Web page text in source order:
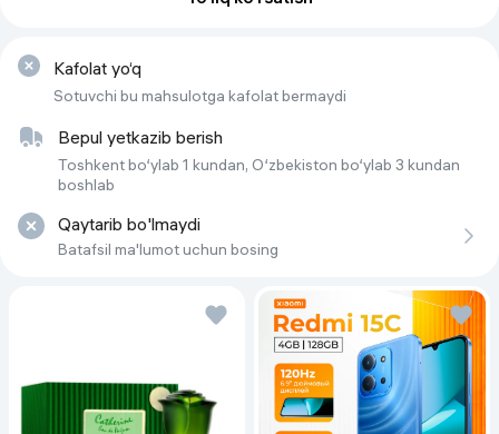
Верхние ароматы
Имбирь
Корица
Нижние ноты
Объем
100 мл
Kafolat yo‘q
Sotuvchi bu mahsulotga kafolat bermaydi
Bepul yetkazib berish
Toshkent bo‘ylab 1 kundan, O‘zbekiston bo‘ylab 3 kundan
boshlab
Qaytarib bo'lmaydi
Batafsil ma'lumot uchun bosing